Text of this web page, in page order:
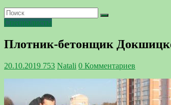
Специалисты
Плотник-бетонщик
20.10.2019 753 Natali 0 Комментариев